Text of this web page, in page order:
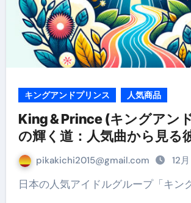
キングアンドプリンス 人気商品
King & Prince (キングアン
の輝く道：人気曲から見る
pikakichi2015@gmail.com 12
日本の人気アイドルグループ「キン